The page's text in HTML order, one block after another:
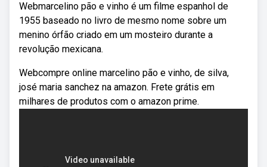
Webmarcelino pão e vinho é um filme espanhol de
1955 baseado no livro de mesmo nome sobre um
menino órfão criado em um mosteiro durante a
revolução mexicana.
Webcompre online marcelino pão e vinho, de silva,
josé maria sanchez na amazon. Frete grátis em
milhares de produtos com o amazon prime.